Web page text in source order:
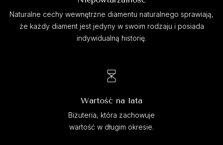
Naturalne cechy wewnętrzne diamentu naturalnego sprawiają,
że każdy diament jest jedyny w swoim rodzaju i posiada
indywidualną historię.
Wartość na lata
Biżuteria, która zachowuje
wartość w długim okresie.